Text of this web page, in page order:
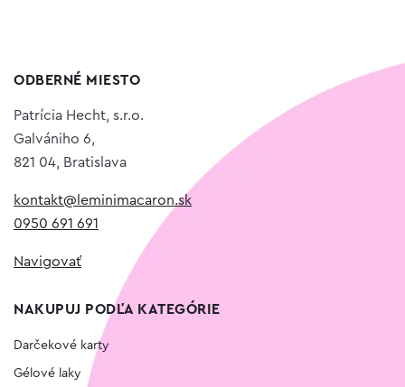
ODBERNÉ MIESTO
Patrícia Hecht, s.r.o.
Galvániho 6,
821 04, Bratislava
kontakt@leminimacaron.sk
0950 691 691
Navigovať
NAKUPUJ PODĽA KATEGÓRIE
Darčekové karty
Gélové laky